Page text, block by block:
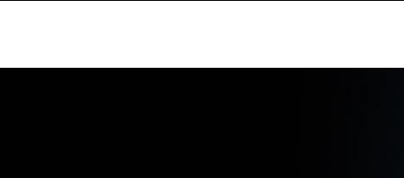
Products